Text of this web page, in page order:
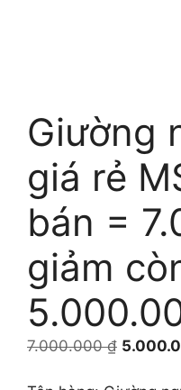
Giường
giá rẻ
bán =
giảm
7.000.000₫ Giá